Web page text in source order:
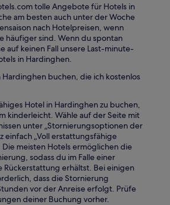
tolle Angebote für Hotels in
am besten auch unter der Woche
nach Hotelpreisen, wenn
häufiger sind. Wenn du spontan
auf keinen Fall unsere Last-minute-
in Hardinghen.
Hardinghen buchen, die ich kostenlos
Hotel in Hardinghen zu buchen,
kinderleicht. Wähle auf der Seite mit
unter „Stornierungsoptionen der
einfach „Voll erstattungsfähige
meisten Hotels ermöglichen die
sodass du im Falle einer
Rückerstattung erhältst. Bei einigen
dass die Stornierung
vor der Anreise erfolgt. Prüfe
deiner Buchung vorher.